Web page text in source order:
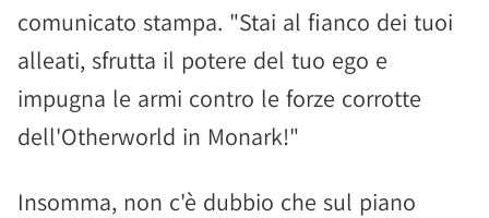
comunicato stampa. "Stai al fianco dei tuoi
alleati, sfrutta il potere del tuo ego e
impugna le armi contro le forze corrotte
dell'Otherworld in Monark!"
Insomma, non c'è dubbio che sul piano